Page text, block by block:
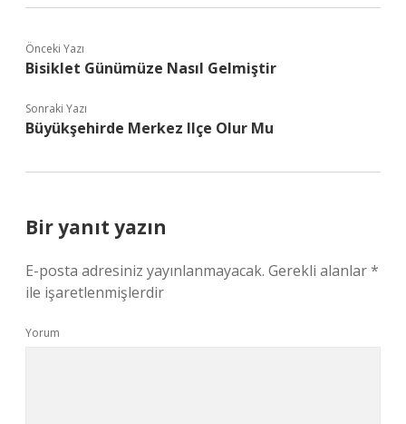
Önceki Yazı
Bisiklet Günümüze Nasıl Gelmiştir
Sonraki Yazı
Büyükşehirde Merkez Ilçe Olur Mu
Bir yanıt yazın
E-posta adresiniz yayınlanmayacak. Gerekli alanlar*
ile işaretlenmişlerdir
Yorum